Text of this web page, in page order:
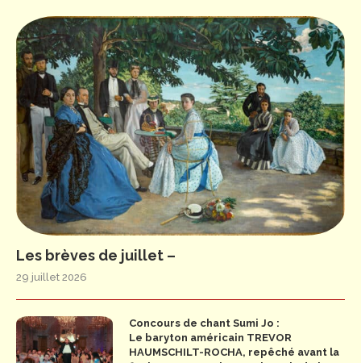
Les brèves de juillet –
29 juillet 2026
Concours de chant Sumi Jo :
Le baryton américain TREVOR
HAUMSCHILT-ROCHA, repêché avant la